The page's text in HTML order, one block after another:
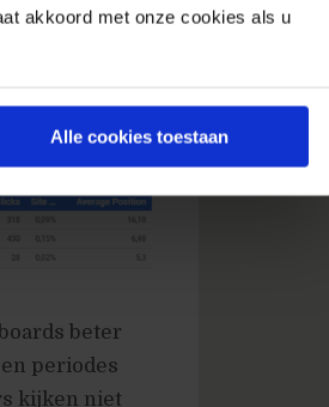
akkoord met onze cookies als u
Alle cookies toestaan
beter
periodes
kijken niet